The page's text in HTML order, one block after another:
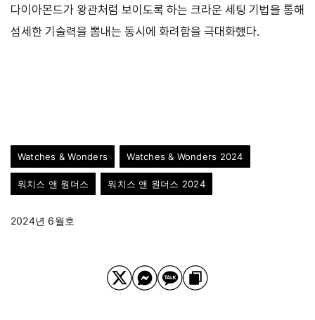
다이아몬드가 왕관처럼 보이도록 하는 크라운 세팅 기법을 통해
섬세한 기술력을 뽐내는 동시에 화려함을 극대화했다.
Watches & Wonders Watches & Wonders 2024
워치스 앤 원더스 워치스 앤 원더스 2024
2024년 6월호